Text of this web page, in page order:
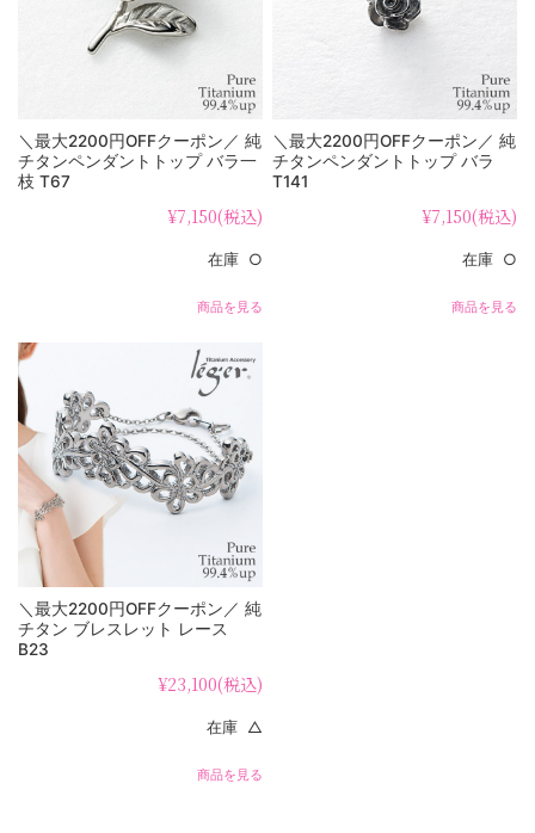
＼最大2200円OFFクーポン／ 純
チタンペンダントトップ バラ一
枝 T67
¥7,150(税込)
在庫 ○
商品を見る
＼最大2200円OFFクーポン／ 純
チタンペンダントトップ バラ
T141
¥7,150(税込)
在庫 ○
商品を見る
＼最大2200円OFFクーポン／ 純
チタン ブレスレット レース
B23
¥23,100(税込)
在庫 △
商品を見る